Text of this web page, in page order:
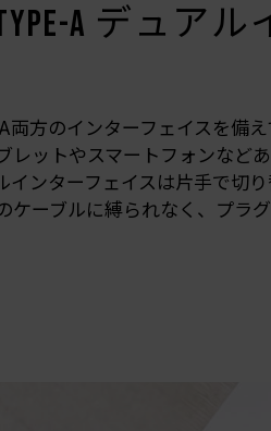
Type-A デュア
方のインターフェイスを備
レットやスマートフォンなど
インターフェイスは片手で切
ケーブルに縛られなく、プラ